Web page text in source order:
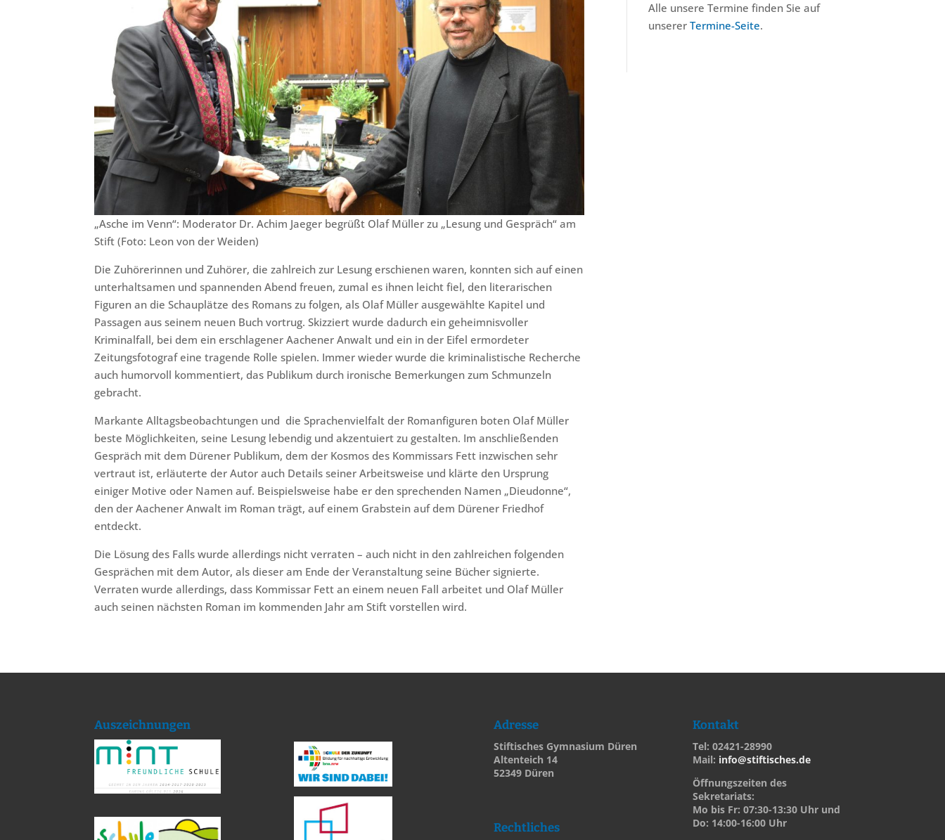
„Asche im Venn“: Moderator Dr. Achim Jaeger begrüßt Olaf Müller zu „Lesung und Gespräch“ am
Stift (Foto: Leon von der Weiden)
Die Zuhörerinnen und Zuhörer, die zahlreich zur Lesung erschienen waren, konnten sich auf einen
unterhaltsamen und spannenden Abend freuen, zumal es ihnen leicht fiel, den literarischen
Figuren an die Schauplätze des Romans zu folgen, als Olaf Müller ausgewählte Kapitel und
Passagen aus seinem neuen Buch vortrug. Skizziert wurde dadurch ein geheimnisvoller
Kriminalfall, bei dem ein erschlagener Aachener Anwalt und ein in der Eifel ermordeter
Zeitungsfotograf eine tragende Rolle spielen. Immer wieder wurde die kriminalistische Recherche
auch humorvoll kommentiert, das Publikum durch ironische Bemerkungen zum Schmunzeln
gebracht.
Markante Alltagsbeobachtungen und die Sprachenvielfalt der Romanfiguren boten Olaf Müller
beste Möglichkeiten, seine Lesung lebendig und akzentuiert zu gestalten. Im anschließenden
Gespräch mit dem Dürener Publikum, dem der Kosmos des Kommissars Fett inzwischen sehr
vertraut ist, erläuterte der Autor auch Details seiner Arbeitsweise und klärte den Ursprung
einiger Motive oder Namen auf. Beispielsweise habe er den sprechenden Namen „Dieudonne“,
den der Aachener Anwalt im Roman trägt, auf einem Grabstein auf dem Dürener Friedhof
entdeckt.
Die Lösung des Falls wurde allerdings nicht verraten – auch nicht in den zahlreichen folgenden
Gesprächen mit dem Autor, als dieser am Ende der Veranstaltung seine Bücher signierte.
Verraten wurde allerdings, dass Kommissar Fett an einem neuen Fall arbeitet und Olaf Müller
auch seinen nächsten Roman im kommenden Jahr am Stift vorstellen wird.
Alle unsere Termine finden Sie auf
unserer Termine-Seite.
Auszeichnungen Adresse
Stiftisches Gymnasium Düren
Altenteich 14
52349 Düren
Rechtliches
Kontakt
Tel: 02421-28990
Mail: info@stiftisches.de
Öffnungszeiten des
Sekretariats:
Mo bis Fr: 07:30-13:30 Uhr und
Do: 14:00-16:00 Uhr